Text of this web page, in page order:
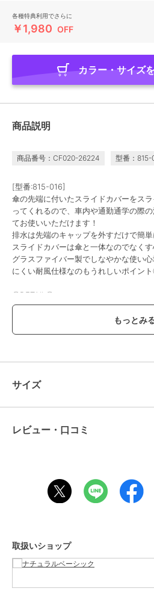
各種特典利用でさらに
￥1,980 OFF
カラー・サイズ
商品説明
商品番号：CF020-26224 型番：815-
[型番:815-016]
傘の先端に付いたスライドカバーをス
ってくれるので、車内や通勤通学の際
てお使いいただけます！
排水は先端のキャップを外すだけで簡単
スライドカバーは傘と一体なのでなく
グラスファイバー製でしなやかな使い
にくい耐風仕様なのもうれしいポイン
〇DETAIL〇
・タイプ：長傘
・手元：質感のあるマット手元
・耐風仕様
・耐久性に優れたグラスファイバー骨を
ポリエステル100%
サイズ
レビュー・口コミ
取扱いショップ